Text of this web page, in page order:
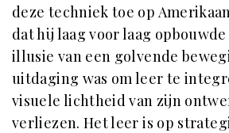
deze techniek toe op
dat hij laag voor laag
illusie van een golvende
uitdaging was om leer te
visuele lichtheid van zijn
verliezen. Het leer is op